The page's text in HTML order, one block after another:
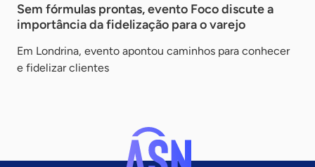
Sem fórmulas prontas, evento Foco discute a
importância da fidelização para o varejo
Em Londrina, evento apontou caminhos para conhecer
e fidelizar clientes